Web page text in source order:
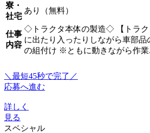
寮・
社宅
あり（無料）
仕事
内容
◇トラクタ本体の製造◇ 【トラク
に出たり入ったりしながら車部品
の組付け ※ともに動きながら作業
＼最短45秒で完了／
応募へ進む
詳しく
見る
スペシャル